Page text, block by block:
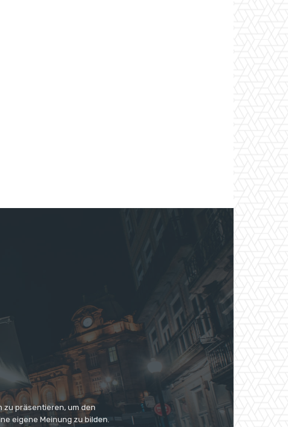
zu präsentieren, um den
eigene Meinung zu bilden.